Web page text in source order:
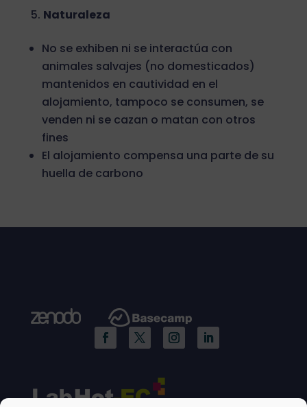
Naturaleza
No se exhiben ni se interactúa con
animales salvajes (no domesticados)
mantenidos en cautividad en el
alojamiento, tampoco se consumen, se
venden ni se cazan o matan con otros
fines
El alojamiento compensa una parte de su
huella de carbono